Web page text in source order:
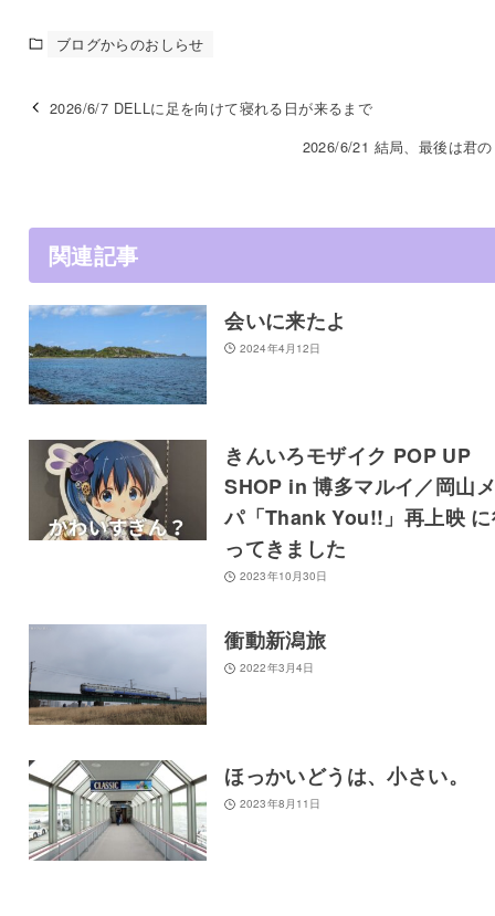
ブログからのおしらせ
2026/6/7 DELLに足を向けて寝れる日が来るまで
2026/6/21 結局、最後は君
関連記事
会いに来たよ
2024年4月12日
きんいろモザイク POP UP
SHOP in 博多マルイ／岡山
パ「Thank You!!」再上映
ってきました
2023年10月30日
衝動新潟旅
2022年3月4日
ほっかいどうは、小さい。
2023年8月11日